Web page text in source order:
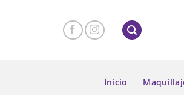
Inicio